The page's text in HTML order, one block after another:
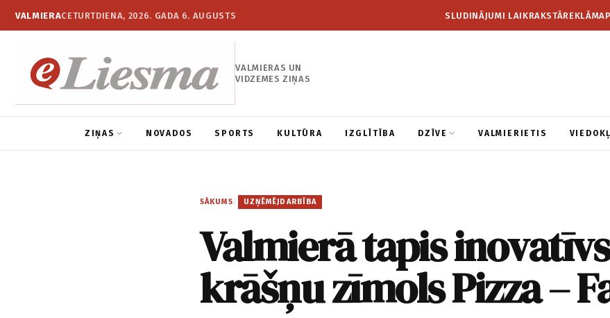
VALMIERACETURTDIENA, 2026. GADA 6. AUGUSTS SLUDINĀJUMI LAIKRAKSTĀREKLĀMA
VALMIERAS UN
VIDZEMES ZIŅAS
ZIŅAS NOVADOS SPORTS KULTŪRA IZGLĪTĪBA DZĪVE VALMIERIETIS
SĀKUMS / UZŅĒMĒJDARBĪBA
Valmierā tapis
krāšņu zīmols Pizza –